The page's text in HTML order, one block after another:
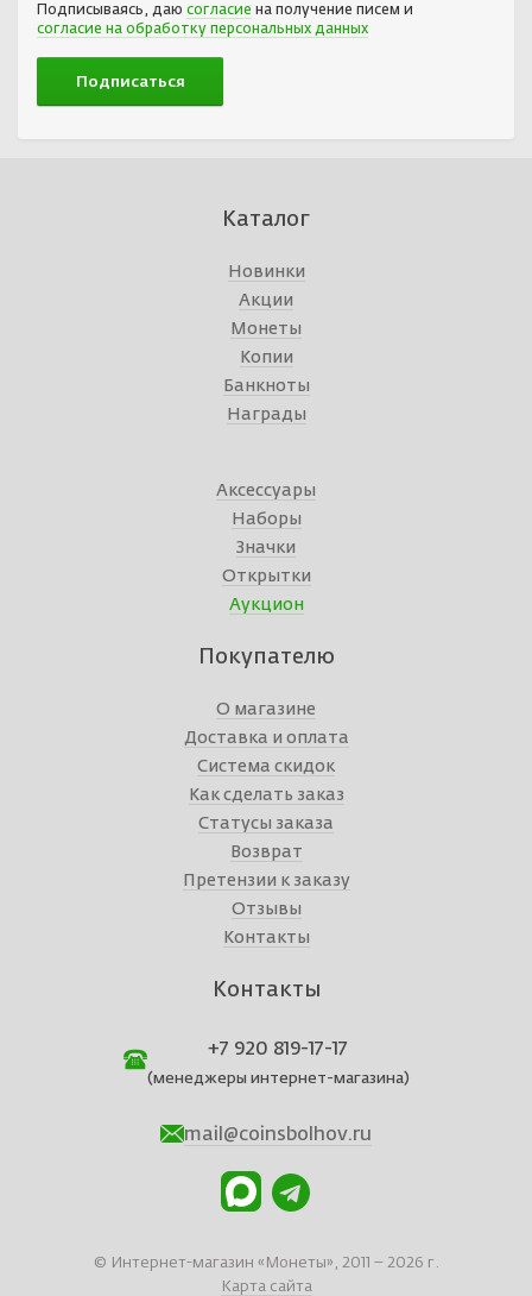
Подписываясь, даю согласие на получение писем и
согласие на обработку персональных данных
Каталог
Новинки
Акции
Монеты
Копии
Банкноты
Награды
Аксессуары
Наборы
Значки
Открытки
Аукцион
Покупателю
О магазине
Доставка и оплата
Система скидок
Как сделать заказ
Статусы заказа
Возврат
Претензии к заказу
Отзывы
Контакты
Контакты
+7 920 819-17-17
(менеджеры интернет-магазина)
mail@coinsbolhov.ru
© Интернет-магазин «Монеты», 2011 – 2026 г.
Карта сайта